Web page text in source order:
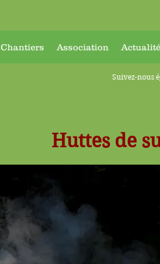
Chantiers Association
Suivez-nous
Huttes de